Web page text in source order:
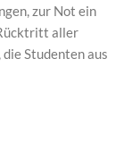
zur Not ein
aller
Studenten aus